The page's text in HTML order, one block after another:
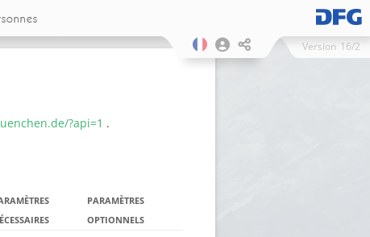
Version 16/2
?api=1 .
PARAMÈTRES
OPTIONNELS